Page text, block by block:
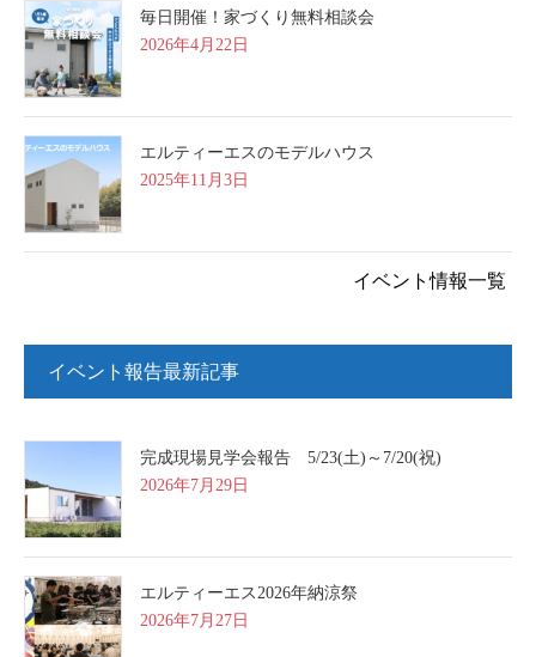
毎日開催！家づくり無料相談会
2026年4月22日
エルティーエスのモデルハウス
2025年11月3日
イベント情報一覧
イベント報告最新記事
完成現場見学会報告 5/23(土)～7/20(祝)
2026年7月29日
エルティーエス2026年納涼祭
2026年7月27日